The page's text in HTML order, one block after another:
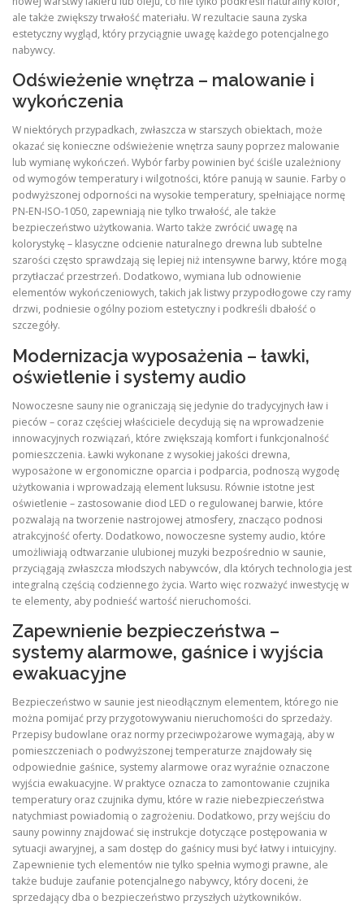
ale także zwiększy trwałość materiału. W rezultacie sauna zyska
estetyczny wygląd, który przyciągnie uwagę każdego potencjalnego
nabywcy.
Odświeżenie wnętrza – malowanie i
wykończenia
W niektórych przypadkach, zwłaszcza w starszych obiektach, może
okazać się konieczne odświeżenie wnętrza sauny poprzez malowanie
lub wymianę wykończeń. Wybór farby powinien być ściśle uzależniony
od wymogów temperatury i wilgotności, które panują w saunie. Farby o
podwyższonej odporności na wysokie temperatury, spełniające normę
PN‑EN‑ISO‑1050, zapewniają nie tylko trwałość, ale także
bezpieczeństwo użytkowania. Warto także zwrócić uwagę na
kolorystykę – klasyczne odcienie naturalnego drewna lub subtelne
szarości często sprawdzają się lepiej niż intensywne barwy, które mogą
przytłaczać przestrzeń. Dodatkowo, wymiana lub odnowienie
elementów wykończeniowych, takich jak listwy przypodłogowe czy ramy
drzwi, podniesie ogólny poziom estetyczny i podkreśli dbałość o
szczegóły.
Modernizacja wyposażenia – ławki,
oświetlenie i systemy audio
Nowoczesne sauny nie ograniczają się jedynie do tradycyjnych ław i
pieców – coraz częściej właściciele decydują się na wprowadzenie
innowacyjnych rozwiązań, które zwiększają komfort i funkcjonalność
pomieszczenia. Ławki wykonane z wysokiej jakości drewna,
wyposażone w ergonomiczne oparcia i podparcia, podnoszą wygodę
użytkowania i wprowadzają element luksusu. Równie istotne jest
oświetlenie – zastosowanie diod LED o regulowanej barwie, które
pozwalają na tworzenie nastrojowej atmosfery, znacząco podnosi
atrakcyjność oferty. Dodatkowo, nowoczesne systemy audio, które
umożliwiają odtwarzanie ulubionej muzyki bezpośrednio w saunie,
przyciągają zwłaszcza młodszych nabywców, dla których technologia jest
integralną częścią codziennego życia. Warto więc rozważyć inwestycję w
te elementy, aby podnieść wartość nieruchomości.
Zapewnienie bezpieczeństwa –
systemy alarmowe, gaśnice i wyjścia
ewakuacyjne
Bezpieczeństwo w saunie jest nieodłącznym elementem, którego nie
można pomijać przy przygotowywaniu nieruchomości do sprzedaży.
Przepisy budowlane oraz normy przeciwpożarowe wymagają, aby w
pomieszczeniach o podwyższonej temperaturze znajdowały się
odpowiednie gaśnice, systemy alarmowe oraz wyraźnie oznaczone
wyjścia ewakuacyjne. W praktyce oznacza to zamontowanie czujnika
temperatury oraz czujnika dymu, które w razie niebezpieczeństwa
natychmiast powiadomią o zagrożeniu. Dodatkowo, przy wejściu do
sauny powinny znajdować się instrukcje dotyczące postępowania w
sytuacji awaryjnej, a sam dostęp do gaśnicy musi być łatwy i intuicyjny.
Zapewnienie tych elementów nie tylko spełnia wymogi prawne, ale
także buduje zaufanie potencjalnego nabywcy, który doceni, że
sprzedający dba o bezpieczeństwo przyszłych użytkowników.